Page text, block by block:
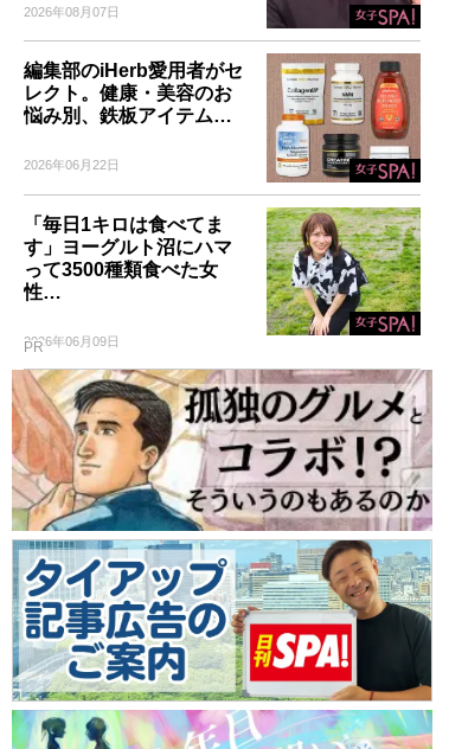
2026年08月07日
編集部のiHerb愛用者がセ
レクト。健康・美容のお
悩み別、鉄板アイテム…
2026年06月22日
「毎日1キロは食べてま
す」ヨーグルト沼にハマ
って3500種類食べた女
性…
2026年06月09日
PR